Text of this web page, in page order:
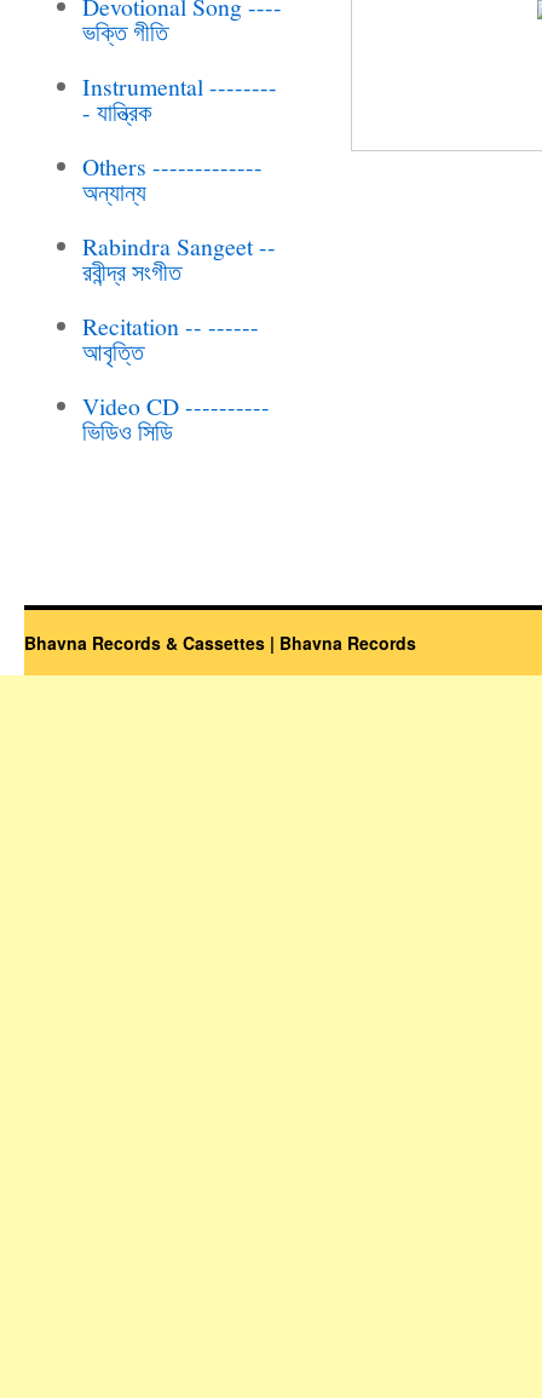
ভক্তি গীতি
Instrumental --------
- যান্ত্রিক
Others -------------
অন্যান্য
Rabindra Sangeet --
রবীন্দ্র সংগীত
Recitation -- ------
আবৃত্তি
Video CD ----------
ভিডিও সিডি
Bhavna Records & Cassettes | Bhavna Records